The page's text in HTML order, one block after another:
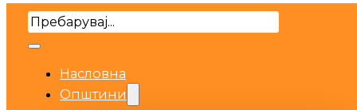
Search
Насловна
Општини